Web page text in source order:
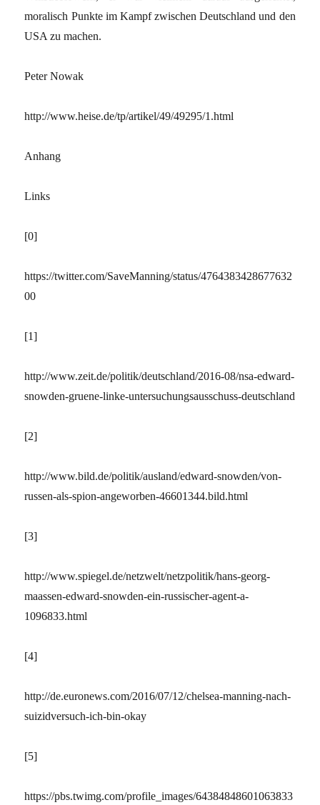
moralisch Punkte im Kampf zwischen Deutschland und den
USA zu machen.
Peter Nowak
http://www.heise.de/tp/artikel/49/49295/1.html
Anhang
Links
[0]
https://twitter.com/SaveManning/status/4764383428677632
00
[1]
http://www.zeit.de/politik/deutschland/2016-08/nsa-edward-
snowden-gruene-linke-untersuchungsausschuss-deutschland
[2]
http://www.bild.de/politik/ausland/edward-snowden/von-
russen-als-spion-angeworben-46601344.bild.html
[3]
http://www.spiegel.de/netzwelt/netzpolitik/hans-georg-
maassen-edward-snowden-ein-russischer-agent-a-
1096833.html
[4]
http://de.euronews.com/2016/07/12/chelsea-manning-nach-
suizidversuch-ich-bin-okay
[5]
https://pbs.twimg.com/profile_images/64384848601063833